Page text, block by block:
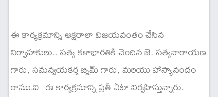
ఈ కార్యక్రమాన్ని అక్షరాలా విజయవంతం చేసిన
నిర్వాహకులు.. సత్య కళాభారతికి చెందిన జె. సత్యనారాయణ
గారు, సమన్వయకర్త బ్నిమ్ గారు, మరియు హాస్యానందం
రాము.వి ఈ కార్యక్రమాన్ని ప్రతీ ఏటా నిర్వహిస్తున్నారు.